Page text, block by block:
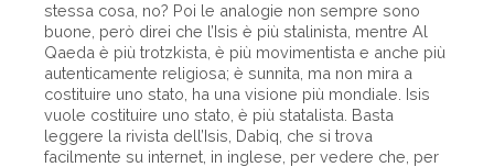
stessa cosa, no? Poi le analogie non sempre sono
buone, però direi che l’Isis è più stalinista, mentre Al
Qaeda è più trotzkista, è più movimentista e anche più
autenticamente religiosa; è sunnita, ma non mira a
costituire uno stato, ha una visione più mondiale. Isis
vuole costituire uno stato, è più statalista. Basta
leggere la rivista dell’Isis, Dabiq, che si trova
facilmente su internet, in inglese, per vedere che, per